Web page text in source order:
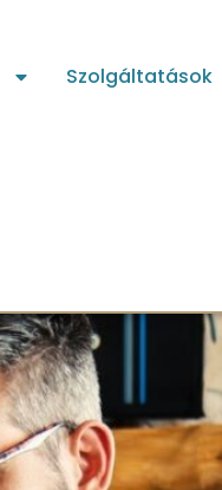
Szolgáltatások